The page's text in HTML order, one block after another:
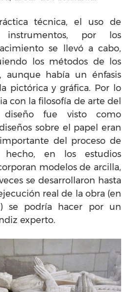
técnica, el uso de
instrumentos, por los
se llevó a cabo,
los métodos de los
aunque había un énfasis
pictórica y gráfica. Por lo
con la filosofía de arte del
diseño fue visto como
sobre el papel eran
del proceso de
en los estudios
modelos de arcilla,
se desarrollaron hasta
real de la obra (en
se podría hacer por un
experto.